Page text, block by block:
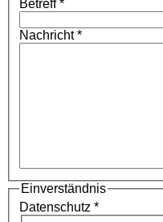
Betreff*
Nachricht*
Einverständnis
Datenschutz *